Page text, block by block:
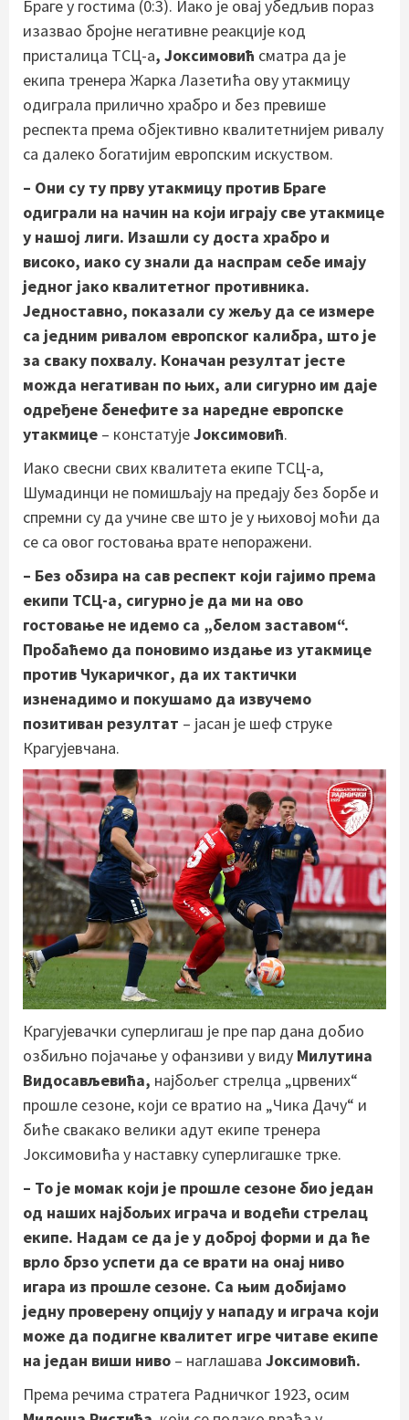
Браге у гостима (0:3). Иако је овај убедљив пораз
изазвао бројне негативне реакције код
присталица ТСЦ-а, Јоксимовић сматра да је
екипа тренера Жарка Лазетића ову утакмицу
одиграла прилично храбро и без превише
респекта према објективно квалитетнијем ривалу
са далеко богатијим европским искуством.
– Они су ту прву утакмицу против Браге
одиграли на начин на који играју све утакмице
у нашој лиги. Изашли су доста храбро и
високо, иако су знали да наспрам себе имају
једног јако квалитетног противника.
Једноставно, показали су жељу да се измере
са једним ривалом европског калибра, што је
за сваку похвалу. Коначан резултат јесте
можда негативан по њих, али сигурно им даје
одређене бенефите за наредне европске
утакмице – констатујеЈоксимовић.
Иако свесни свих квалитета екипе ТСЦ-а,
Шумадинци не помишљају на предају без борбе и
спремни су да учине све што је у њиховој моћи да
се са овог гостовања врате непоражени.
– Без обзира на сав респект који гајимо према
екипи ТСЦ-а, сигурно је да ми на ово
гостовање не идемо са „белом заставом“.
Пробаћемо да поновимо издање из утакмице
против Чукаричког, да их тактички
изненадимо и покушамо да извучемо
позитиван резултат – јасан је шеф струке
Крагујевчана.
Крагујевачки суперлигаш је пре пар дана добио
озбиљно појачање у офанзиви у виду Милутина
Видосављевића, најбољег стрелца „црвених“
прошле сезоне, који се вратио на „Чика Дачу“ и
биће свакако велики адут екипе тренера
Јоксимовића у наставку суперлигашке трке.
– То је момак који је прошле сезоне био један
од наших најбољих играча и водећи стрелац
екипе. Надам се да је у доброј форми и да ће
врло брзо успети да се врати на онај ниво
игара из прошле сезоне. Са њим добијамо
једну проверену опцију у нападу и играча који
може да подигне квалитет игре читаве екипе
на један виши ниво – наглашава Јоксимовић.
Према речима стратега Радничког 1923, осим